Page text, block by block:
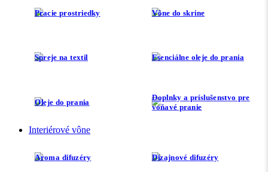
Pracie prostriedky Vône do skrine
Spreje na textil Esenciálne oleje do prania
Oleje do prania
Doplnky a príslušenstvo pre
voňavé pranie
Interiérové vône
Aroma difuzéry Dizajnové difuzéry